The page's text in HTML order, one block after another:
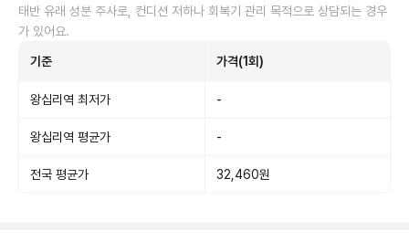
태반 유래 성분 주사로, 컨디션 저하나 회복기 관리 목적으로 상담되는 경우
가 있어요.
기준 가격(1회)
왕십리역 최저가 -
왕십리역 평균가 -
전국 평균가 32,460원